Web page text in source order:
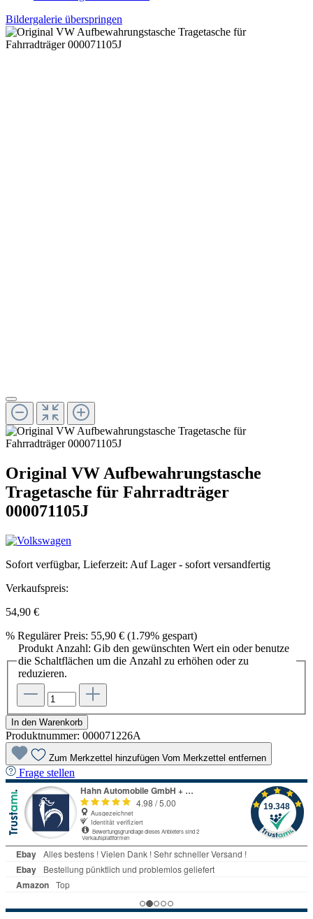
Bildergalerie überspringen
Original VW Aufbewahrungstasche
Tragetasche für Fahrradträger
000071105J
Sofort verfügbar, Lieferzeit: Auf Lager - sofort versandfertig
Verkaufspreis:
54,90 €
% Regulärer Preis: 55,90 € (1.79% gespart)
Produkt Anzahl: Gib den gewünschten Wert ein oder benutze
die Schaltflächen um die Anzahl zu erhöhen oder zu
reduzieren.
In den Warenkorb
Produktnummer: 000071226A
Zum Merkzettel hinzufügen Vom Merkzettel entfernen
Frage stellen